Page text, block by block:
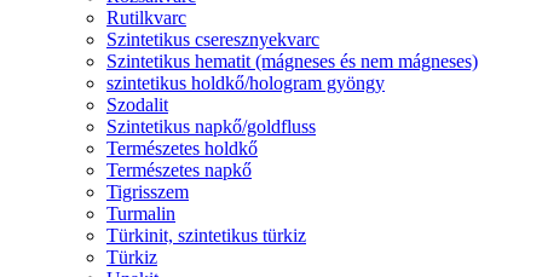
Rutilkvarc
Szintetikus cseresznyekvarc
Szintetikus hematit (mágneses és nem mágneses)
szintetikus holdkő/hologram gyöngy
Szodalit
Szintetikus napkő/goldfluss
Természetes holdkő
Természetes napkő
Tigrisszem
Turmalin
Türkinit, szintetikus türkiz
Türkiz